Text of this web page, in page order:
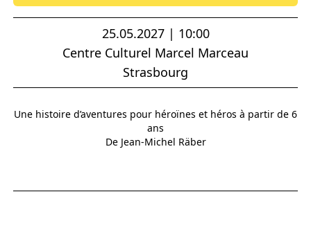
25.05.2027 | 10:00
Centre Culturel Marcel Marceau
Strasbourg
Une histoire d’aventures pour héroïnes et héros à partir de 6
ans
De Jean-Michel Räber